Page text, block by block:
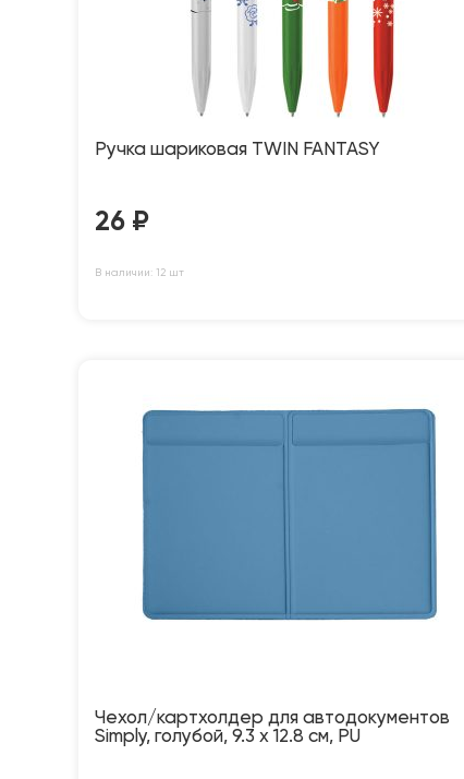
Ручка шариковая TWIN FANTASY
26 ₽
В наличии: 12 шт
Чехол/картхолдер для автодокументов
Simply, голубой, 9.3 х 12.8 см, PU